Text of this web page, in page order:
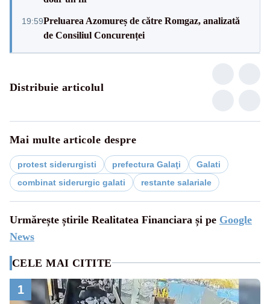
19:59Preluarea Azomureș de către Romgaz, analizată
de Consiliul Concurenței
Distribuie articolul
Mai multe articole despre
protest siderurgisti prefectura Galaţi
Galati
combinat siderurgic galati
restante salariale
Urmărește știrile Realitatea Financiara și pe Google
News
CELE MAI CITITE
1